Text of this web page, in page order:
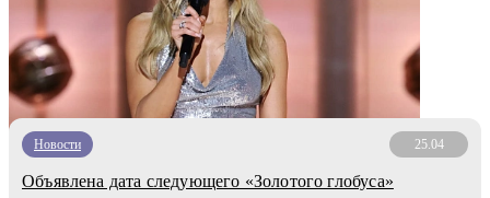
Новости 25.04
Объявлена дата следующего «Золотого глобуса»